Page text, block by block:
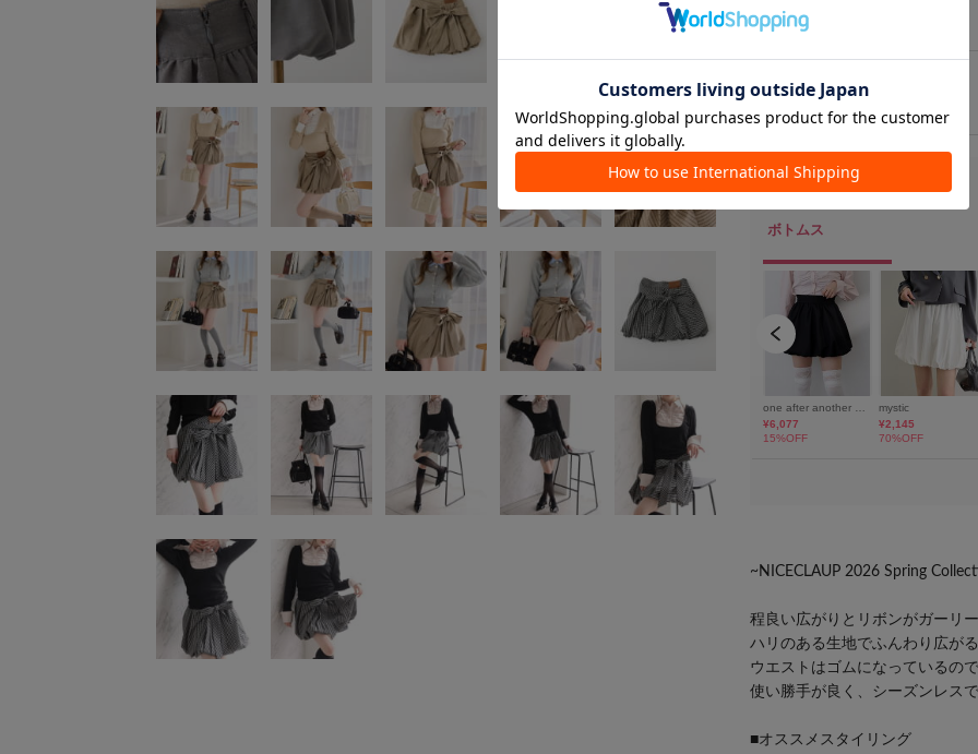
S/在庫なし
M/在庫なし
~NICECLAUP 2026 Spring
程良い広がりとリボンがガーリ
ハリのある生地でふんわり広が
ウエストはゴムになっているの
使い勝手が良く、シーズンレス
■オススメスタイリング